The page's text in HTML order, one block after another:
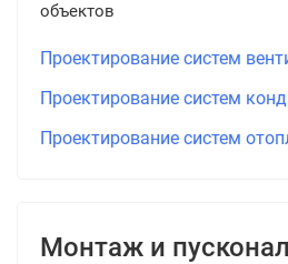
объектов
Проектирование систем
Проектирование систем
Проектирование систем
Монтаж и